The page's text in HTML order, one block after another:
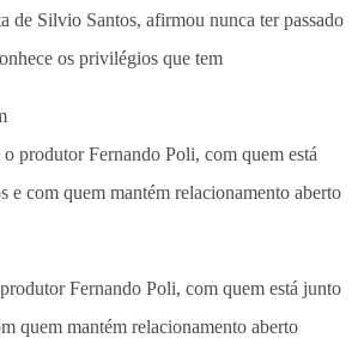
de Silvio Santos, afirmou nunca ter passado
os privilégios que tem
Fernando Poli, com quem está junto
quem mantém relacionamento aberto